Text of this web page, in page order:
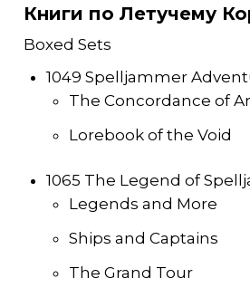
Книги по Летучему
Boxed Sets
1049 Spelljammer
The Concordance of
Lorebook of the Void
1065 The Legend of
Legends and More
Ships and Captains
The Grand Tour